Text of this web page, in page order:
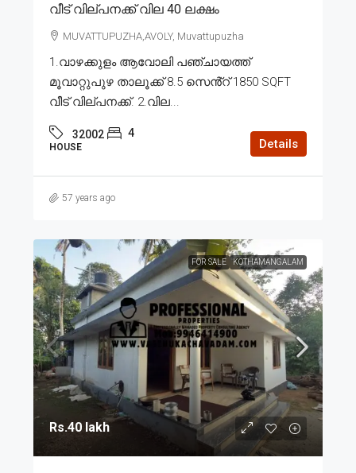
വീട് വില്പനക്ക് വില 40 ലക്ഷം
MUVATTUPUZHA,AVOLY, Muvattupuzha
1.വാഴക്കുളം ആവോലി പഞ്ചായത്ത്
മൂവാറ്റുപുഴ താലൂക്ക് 8.5 സെൻ്റ് 1850 SQFT
വീട് വില്പനക്ക്. 2.വില...
32002 4
HOUSE Details
57 years ago
FOR SALE KOTHAMANGALAM
Rs.40 lakh